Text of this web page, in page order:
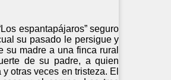
espantapájaros” seguro
su pasado le persigue y
madre a una finca rural
de su padre, a quien
otras veces en tristeza. El